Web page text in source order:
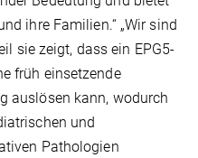
ihre Familien.“ „Wir sind
sie zeigt, dass ein EPG5-
früh einsetzende
auslösen kann, wodurch
und
Pathologien